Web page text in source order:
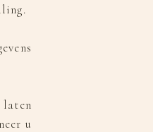
laten
u